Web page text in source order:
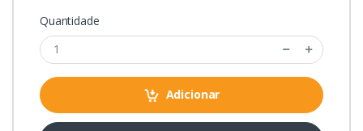
Quantidade
Adicionar